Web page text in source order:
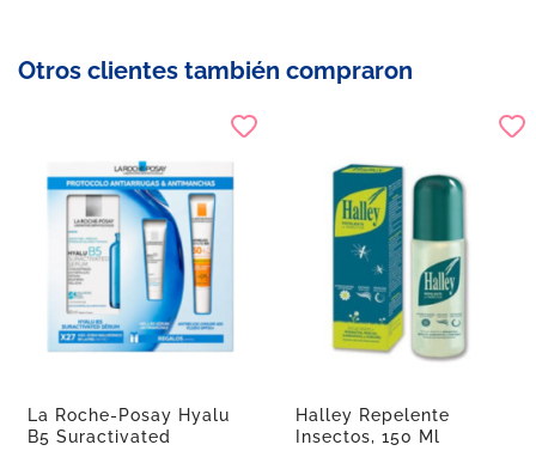
Otros clientes también compraron
La Roche-Posay Hyalu
B5 Suractivated
Halley Repelente
Insectos, 150 Ml